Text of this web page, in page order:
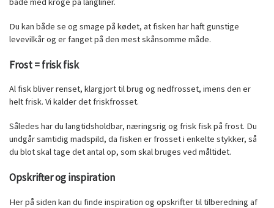
Du kan både se og smage på kødet, at fisken har haft gunstige
levevilkår og er fanget på den mest skånsomme måde.
Frost = frisk fisk
Al fisk bliver renset, klargjort til brug og nedfrosset, imens den er
helt frisk. Vi kalder det friskfrosset.
Således har du langtidsholdbar, næringsrig og frisk fisk på frost. Du
undgår samtidig madspild, da fisken er frosset i enkelte stykker, så
du blot skal tage det antal op, som skal bruges ved måltidet.
Opskrifter og inspiration
Her på siden kan du finde inspiration og opskrifter til tilberedning af